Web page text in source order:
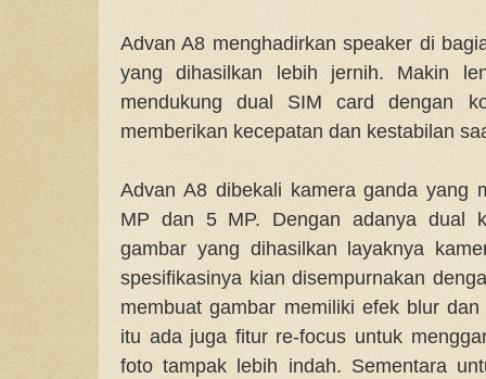
Advan A8 menghadirkan speaker di
yang dihasilkan lebih jernih. Makin
mendukung dual SIM card dengan
memberikan kecepatan dan kestabilan
Advan A8 dibekali kamera ganda yang
MP dan 5 MP. Dengan adanya dual
gambar yang dihasilkan layaknya
spesifikasinya kian disempurnakan
membuat gambar memiliki efek blur
itu ada juga fitur re-focus untuk
foto tampak lebih indah. Sementara